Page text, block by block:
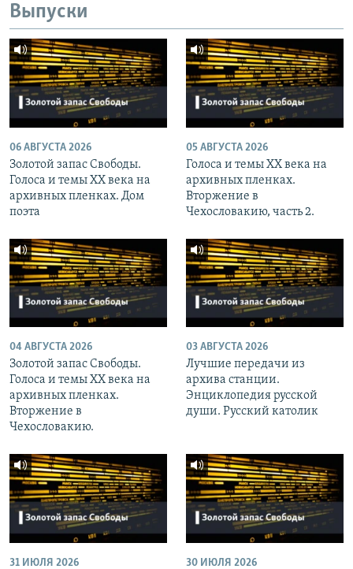
Выпуски
06 АВГУСТА 2026
Золотой запас Свободы.
Голоса и темы XX века на
архивных пленках. Дом
поэта
05 АВГУСТА 2026
Голоса и темы XX века на
архивных пленках.
Вторжение в
Чехословакию, часть 2.
04 АВГУСТА 2026
Золотой запас Свободы.
Голоса и темы XX века на
архивных пленках.
Вторжение в
Чехословакию.
03 АВГУСТА 2026
Лучшие передачи из
архива станции.
Энциклопедия русской
души. Русский католик
31 ИЮЛЯ 2026 30 ИЮЛЯ 2026